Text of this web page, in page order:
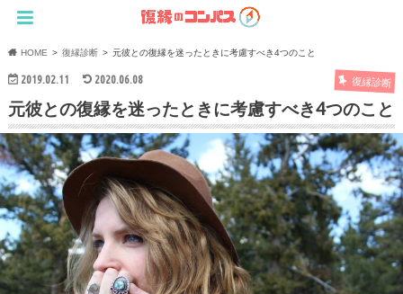
HOME 復縁診断 元彼との復縁を迷ったときに考慮すべき4つのこと
2019.02.11 2020.06.08 復縁診断
元彼との復縁を迷ったときに考慮すべき4つのこと